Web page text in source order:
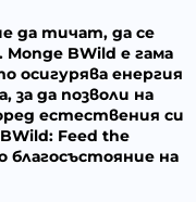
да тичат, да се
Monge BWild е гама
осигурява енергия
да позволи на
естествения си
BWild: Feed the
благосъстояние на